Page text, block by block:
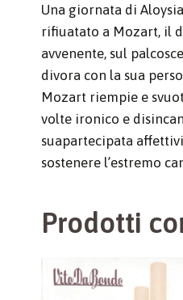
Una giornata di
rifiuatato a Mozart, il
avvenente, sul
divora con la sua
Mozart riempie e
volte ironico e
suapartecipata
sostenere l’estremo
Prodotti